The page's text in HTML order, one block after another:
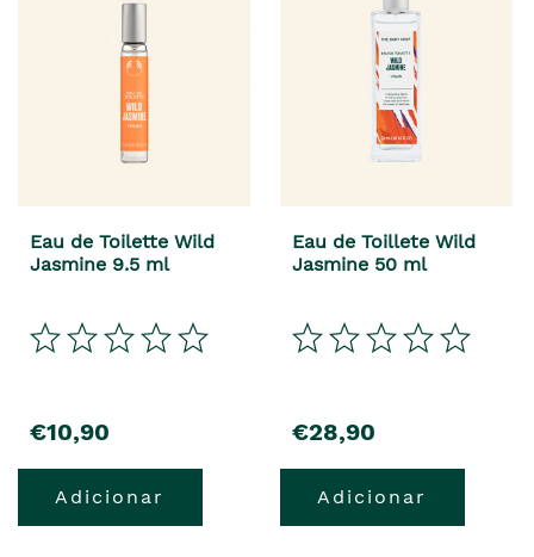
Eau de Toilette Wild
Jasmine 9.5 ml
€10,90
Adicionar
Eau de Toillete Wild
Jasmine 50 ml
€28,90
Adicionar